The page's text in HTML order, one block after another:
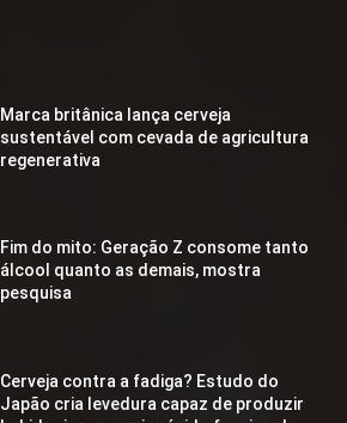
Marca britânica lança cerveja
sustentável com cevada de agricultura
regenerativa
Fim do mito: Geração Z consome tanto
álcool quanto as demais, mostra
pesquisa
Cerveja contra a fadiga? Estudo do
Japão cria levedura capaz de produzir